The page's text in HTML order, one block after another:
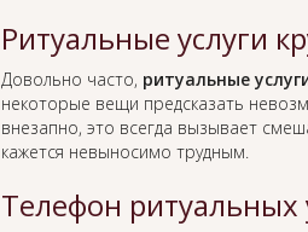
Ритуальные услуги
Довольно часто, ритуальные
некоторые вещи предсказать
внезапно, это всегда вызывает
кажется невыносимо трудным.
Телефон ритуальных